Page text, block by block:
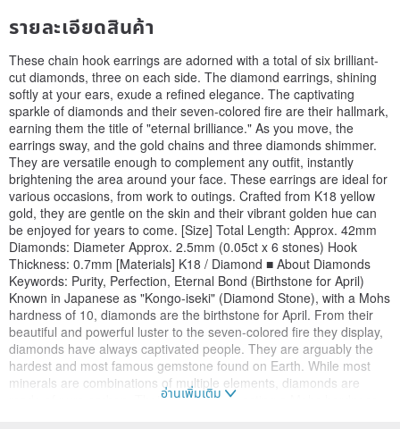
รายละเอียดสินค้า
These chain hook earrings are adorned with a total of six brilliant-
cut diamonds, three on each side. The diamond earrings, shining
softly at your ears, exude a refined elegance. The captivating
sparkle of diamonds and their seven-colored fire are their hallmark,
earning them the title of "eternal brilliance." As you move, the
earrings sway, and the gold chains and three diamonds shimmer.
They are versatile enough to complement any outfit, instantly
brightening the area around your face. These earrings are ideal for
various occasions, from work to outings. Crafted from K18 yellow
gold, they are gentle on the skin and their vibrant golden hue can
be enjoyed for years to come. [Size] Total Length: Approx. 42mm
Diamonds: Diameter Approx. 2.5mm (0.05ct x 6 stones) Hook
Thickness: 0.7mm [Materials] K18 / Diamond ■ About Diamonds
Keywords: Purity, Perfection, Eternal Bond (Birthstone for April)
Known in Japanese as "Kongo-iseki" (Diamond Stone), with a Mohs
hardness of 10, diamonds are the birthstone for April. From their
beautiful and powerful luster to the seven-colored fire they display,
diamonds have always captivated people. They are arguably the
hardest and most famous gemstone found on Earth. While most
minerals are combinations of multiple elements, diamonds are
made of pure carbon. Their hardness, boasting a Mohs hardness
อ่านเพิ่มเติม